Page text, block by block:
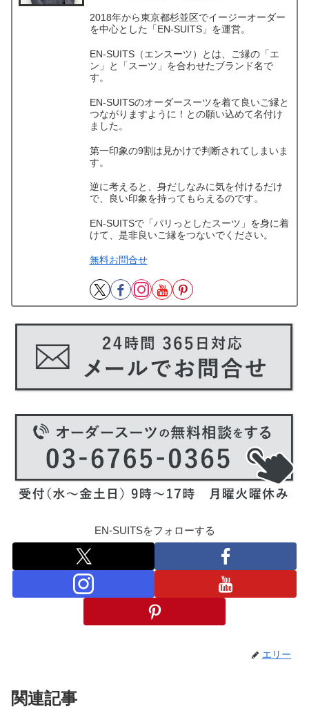
2018年から東京都杉並区でイージーオーダー
を中心とした「EN-SUITS」を運営。
EN-SUITS（エンスーツ）とは、ご縁の「エ
ン」と「スーツ」を合わせたブランド名で
す。
EN-SUITSのオーダースーツを着て良いご縁と
つながりますように！との願い込めて名付け
ました。
第一印象の9割は見かけで判断されてしまいま
す。
逆に考えると、身だしなみに気を付けるだけ
で、良い印象を持ってもらえるのです。
EN-SUITSで「パリっとしたスーツ」を身に着
けて、是非良いご縁をつないでください。
無料お問合せ
EN-SUITSをフォローする
エリー
関連記事